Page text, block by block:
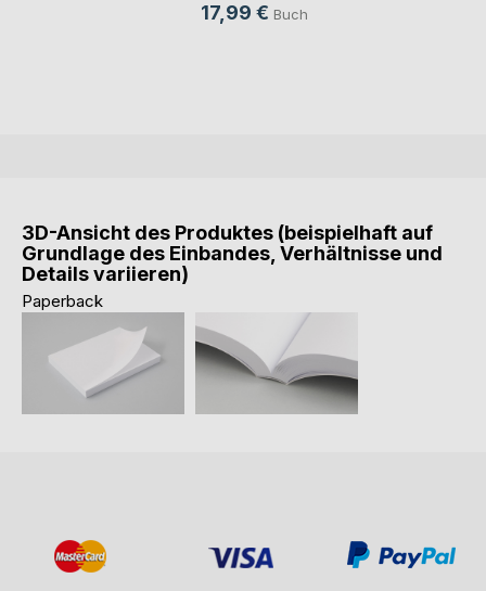
17,99 € Buch
3D-Ansicht des Produktes (beispielhaft auf
Grundlage des Einbandes, Verhältnisse und
Details variieren)
Paperback